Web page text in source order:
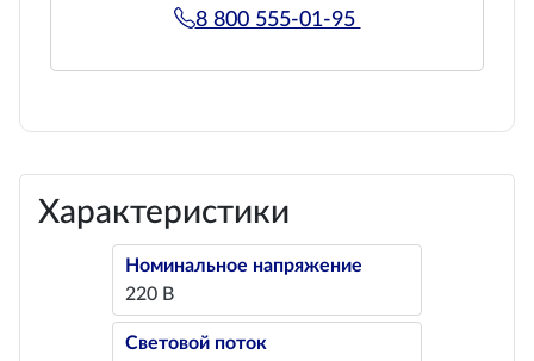
8 800 555-01-95
Характеристики
Номинальное напряжение
220 В
Световой поток